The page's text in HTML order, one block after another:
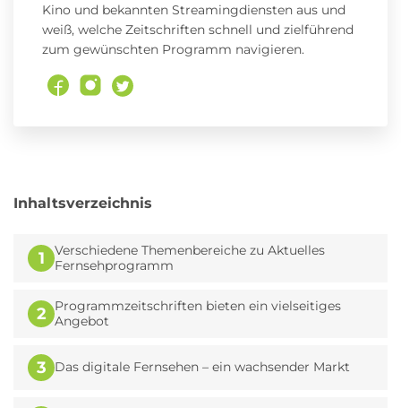
Kino und bekannten Streamingdiensten aus und
weiß, welche Zeitschriften schnell und zielführend
zum gewünschten Programm navigieren.
Inhaltsverzeichnis
1
Verschiedene Themenbereiche zu Aktuelles
Fernsehprogramm
2
Programmzeitschriften bieten ein vielseitiges
Angebot
3 Das digitale Fernsehen – ein wachsender Markt